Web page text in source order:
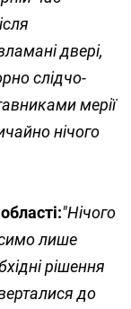
двері,
слідчо-
мерії
нічого
"Нічого
лише
рішення
до